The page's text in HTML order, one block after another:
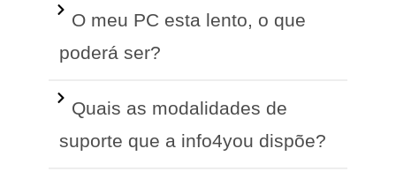
O meu PC esta lento, o que
poderá ser?
Quais as modalidades de
suporte que a info4you dispõe?